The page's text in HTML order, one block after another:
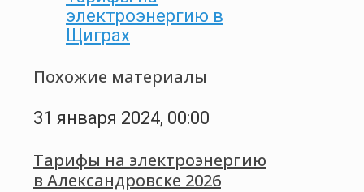
электроэнергию в
Щиграх
Похожие материалы
31 января 2024, 00:00
Тарифы на электроэнергию
в Александровске 2026